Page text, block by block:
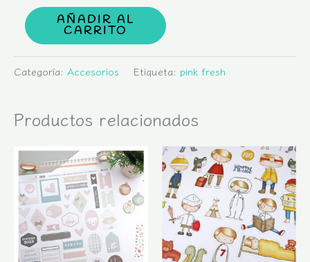
AÑADIR AL
CARRITO
Categoría: Accesorios Etiqueta: pink fresh
Productos relacionados